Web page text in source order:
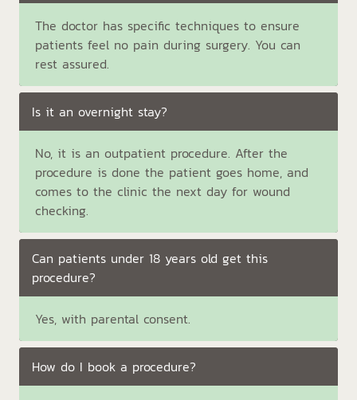
The doctor has specific techniques to ensure
patients feel no pain during surgery. You can
rest assured.
Is it an overnight stay?
No, it is an outpatient procedure. After the
procedure is done the patient goes home, and
comes to the clinic the next day for wound
checking.
Can patients under 18 years old get this
procedure?
Yes, with parental consent.
How do I book a procedure?